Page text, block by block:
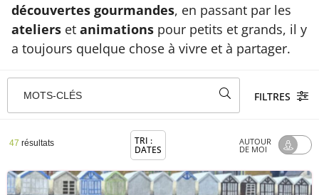
découvertes gourmandes, en passant par les
ateliers et animations pour petits et grands, il y
a toujours quelque chose à vivre et à partager.
MOTS-CLÉS FILTRES
47 résultats TRI :
DATES
AUTOUR
DE MOI